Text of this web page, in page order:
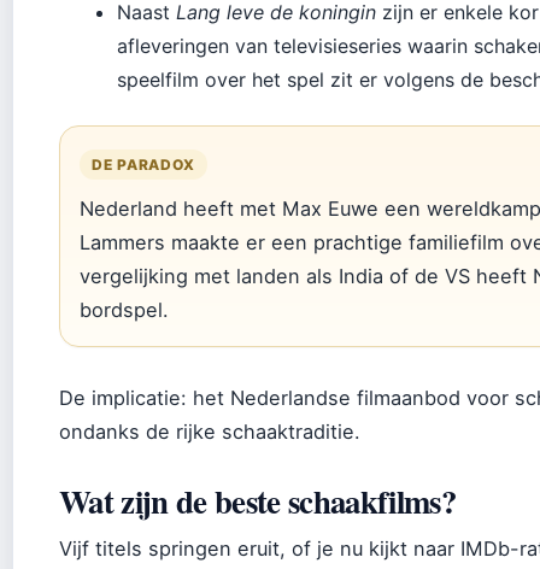
Naast Lang leve de koningin zijn er enkele
afleveringen van televisieseries waarin
speelfilm over het spel zit er volgens de
DE PARADOX
Nederland heeft met Max Euwe een
Lammers maakte er een prachtige familiefilm
vergelijking met landen als India of de VS heeft
bordspel.
De implicatie: het Nederlandse filmaanbod voor
ondanks de rijke schaaktraditie.
Wat zijn de beste schaakfilms?
Vijf titels springen eruit, of je nu kijkt naar IMDb-